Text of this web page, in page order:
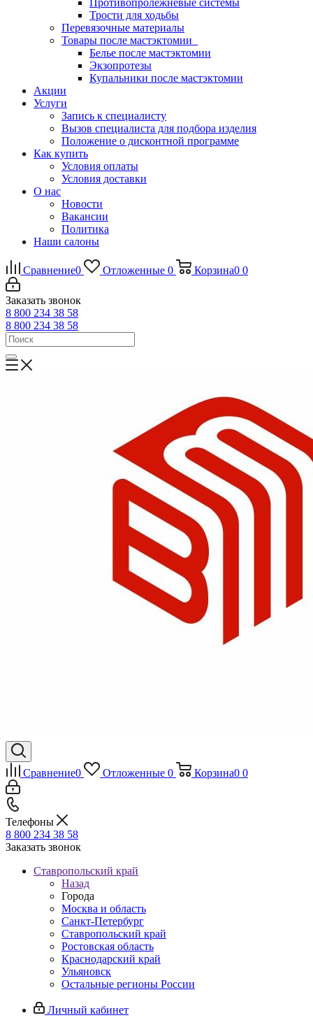
Противопролежневые системы
Трости для ходьбы
Перевязочные материалы
Товары после мастэктомии
Белье после мастэктомии
Экзопротезы
Купальники после мастэктомии
Акции
Услуги
Запись к специалисту
Вызов специалиста для подбора изделия
Положение о дисконтной программе
Как купить
Условия оплаты
Условия доставки
О нас
Новости
Вакансии
Политика
Наши салоны
Сравнение0 Отложенные 0 Корзина0 0
Заказать звонок
8 800 234 38 58
8 800 234 38 58
Сравнение0 Отложенные 0 Корзина0 0
Телефоны
8 800 234 38 58
Заказать звонок
Ставропольский край
Назад
Города
Москва и область
Санкт-Петербург
Ставропольский край
Ростовская область
Краснодарский край
Ульяновск
Остальные регионы России
Личный кабинет